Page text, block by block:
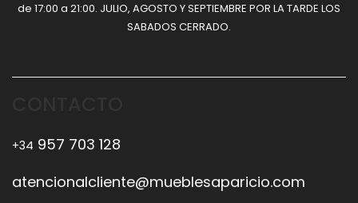
de 17:00 a 21:00. JULIO, AGOSTO Y SEPTIEMBRE POR LA TARDE LOS
SABADOS CERRADO.
+34 957 703 128
atencionalcliente@mueblesaparicio.com